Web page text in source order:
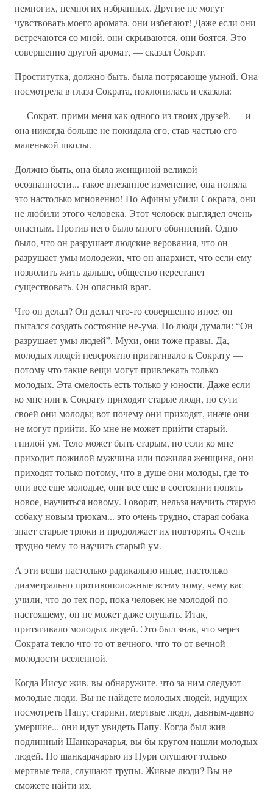
немногих, немногих избранных. Другие не могут
чувствовать моего аромата, они избегают! Даже если они
встречаются со мной, они скрываются, они боятся. Это
совершенно другой аромат, — сказал Сократ.
Проститутка, должно быть, была потрясающе умной. Она
посмотрела в глаза Сократа, поклонилась и сказала:
— Сократ, прими меня как одного из твоих друзей, — и
она никогда больше не покидала его, став частью его
маленькой школы.
Должно быть, она была женщиной великой
осознанности... такое внезапное изменение, она поняла
это настолько мгновенно! Но Афины убили Сократа, они
не любили этого человека. Этот человек выглядел очень
опасным. Против него было много обвинений. Одно
было, что он разрушает людские верования, что он
разрушает умы молодежи, что он анархист, что если ему
позволить жить дальше, общество перестанет
существовать. Он опасный враг.
Что он делал? Он делал что-то совершенно иное: он
пытался создать состояние не-ума. Но люди думали: “Он
разрушает умы людей”. Мухи, они тоже правы. Да,
молодых людей невероятно притягивало к Сократу —
потому что такие вещи могут привлекать только
молодых. Эта смелость есть только у юности. Даже если
ко мне или к Сократу приходят старые люди, по сути
своей они молоды; вот почему они приходят, иначе они
не могут прийти. Ко мне не может прийти старый,
гнилой ум. Тело может быть старым, но если ко мне
приходит пожилой мужчина или пожилая женщина, они
приходят только потому, что в душе они молоды, где-то
они все еще молодые, они все еще в состоянии понять
новое, научиться новому. Говорят, нельзя научить старую
собаку новым трюкам... это очень трудно, старая собака
знает старые трюки и продолжает их повторять. Очень
трудно чему-то научить старый ум.
А эти вещи настолько радикально иные, настолько
диаметрально противоположные всему тому, чему вас
учили, что до тех пор, пока человек не молодой по-
настоящему, он не может даже слушать. Итак,
притягивало молодых людей. Это был знак, что через
Сократа текло что-то от вечного, что-то от вечной
молодости вселенной.
Когда Иисус жив, вы обнаружите, что за ним следуют
молодые люди. Вы не найдете молодых людей, идущих
посмотреть Папу; старики, мертвые люди, давным-давно
умершие... они идут увидеть Папу. Когда был жив
подлинный Шанкарачарья, вы бы кругом нашли молодых
людей. Но шанкарачарью из Пури слушают только
мертвые тела, слушают трупы. Живые люди? Вы не
сможете найти их.